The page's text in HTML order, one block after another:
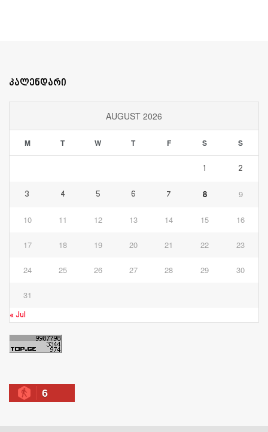
კალენდარი
AUGUST 2026
M T W T F S S
1 2
3 4 5 6 7 8 9
10 11 12 13 14 15 16
17 18 19 20 21 22 23
24 25 26 27 28 29 30
31
« Jul
6